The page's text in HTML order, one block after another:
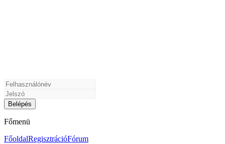
Főmenü
FőoldalRegisztrációFórum